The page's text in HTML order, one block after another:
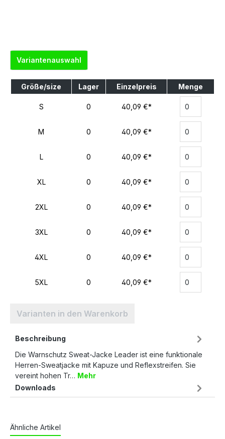
Variantenauswahl
Größe/size Lager Einzelpreis Menge
S 0 40,09 €*
M 0 40,09 €*
L 0 40,09 €*
XL 0 40,09 €*
2XL 0 40,09 €*
3XL 0 40,09 €*
4XL 0 40,09 €*
5XL 0 40,09 €*
Varianten in den Warenkorb
Beschreibung
Die Warnschutz Sweat-Jacke Leader ist eine funktionale
Herren-Sweatjacke mit Kapuze und Reflexstreifen. Sie
vereint hohen Tr… Mehr
Downloads
Ähnliche Artikel